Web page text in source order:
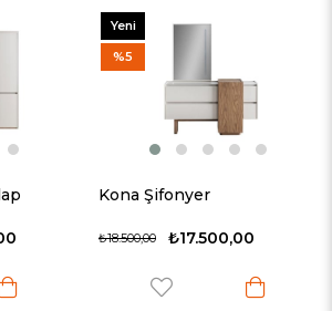
Kona Şifonyer
₺17.500,00
₺18.500,00
Yeni
Ürün
%5